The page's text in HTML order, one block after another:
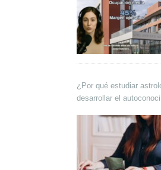
¿Por qué estudiar
desarrollar el